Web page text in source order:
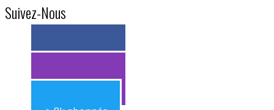
Suivez-Nous
> 11k abonnés
> 11k abonnés